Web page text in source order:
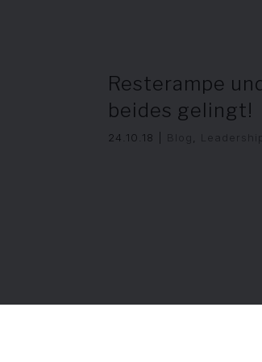
Resterampe
beides gelingt!
24.10.18 Blog